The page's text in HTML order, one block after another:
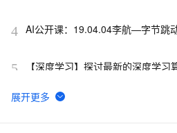
4 AI公开课：19.04.04李航—字节跳
悟
5
【深度学习】探讨最新的深度学
6 华为在手机上，率先实现本地端自